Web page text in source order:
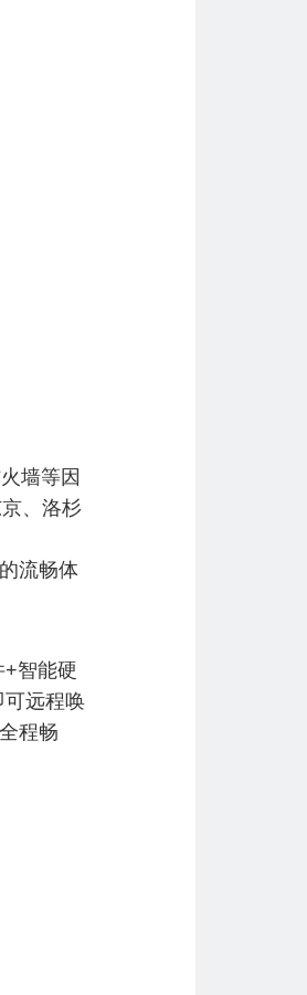
墙等因
、洛杉
流畅体
智能硬
可远程唤
程畅